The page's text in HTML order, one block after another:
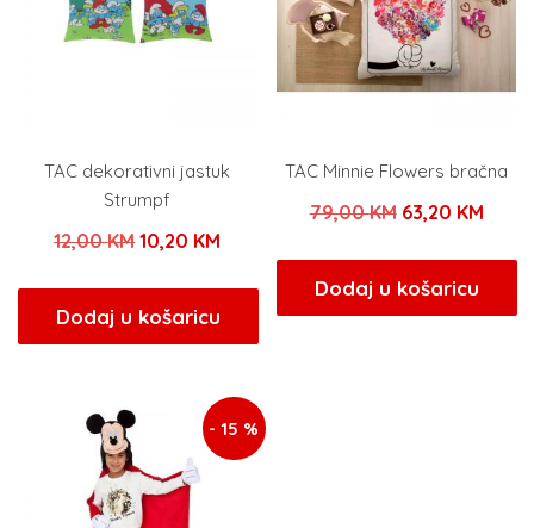
TAC dekorativni jastuk
Strumpf
12,00KMIzvorna
bila
je:
10,20 KM
10,20 KM.
Dodaj u košaricu
TAC Minnie Flowers bračna
79,00KM Izvorna
bila
je:
63,20 KM
Dodaj u košaricu
- 15 %